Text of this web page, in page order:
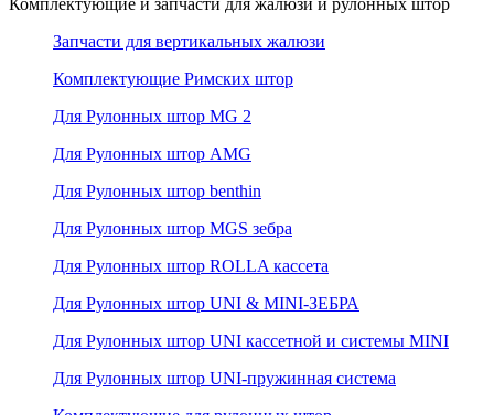
Комплектующие и запчасти для жалюзи и рулонных штор
Запчасти для вертикальных жалюзи
Комплектующие Римских штор
Для Рулонных штор MG 2
Для Рулонных штор AMG
Для Рулонных штор benthin
Для Рулонных штор MGS зебра
Для Рулонных штор ROLLA кассета
Для Рулонных штор UNI & MINI-ЗЕБРА
Для Рулонных штор UNI кассетной и системы MINI
Для Рулонных штор UNI-пружинная система